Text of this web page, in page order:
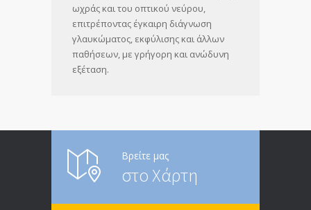
ωχράς και του οπτικού νεύρου,
επιτρέποντας έγκαιρη διάγνωση
γλαυκώματος, εκφύλισης και άλλων
παθήσεων, με γρήγορη και ανώδυνη
εξέταση.
Βρείτε μας
στο Χάρτη